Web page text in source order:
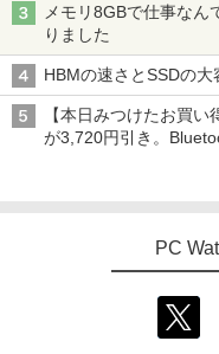
メモリ8GBで仕事な
りました
HBMの速さとSSDの大
【本日みつけたお買
が3,720円引き。
PC